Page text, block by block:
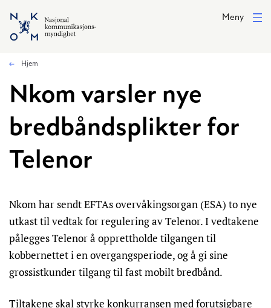
Hopp til hovedinnhold
Meny
Hjem
Nkom varsler nye
bredbåndsplikter for
Telenor
Nkom har sendt EFTAs overvåkingsorgan (ESA) to nye
utkast til vedtak for regulering av Telenor. I vedtakene
pålegges Telenor å opprettholde tilgangen til
kobbernettet i en overgangsperiode, og å gi sine
grossistkunder tilgang til fast mobilt bredbånd.
Tiltakene skal styrke konkurransen med forutsigbare